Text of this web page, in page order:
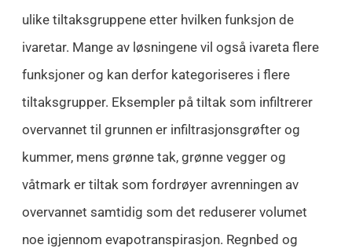
ulike tiltaksgruppene etter hvilken funksjon de
ivaretar. Mange av løsningene vil også ivareta flere
funksjoner og kan derfor kategoriseres i flere
tiltaksgrupper. Eksempler på tiltak som infiltrerer
overvannet til grunnen er infiltrasjonsgrøfter og
kummer, mens grønne tak, grønne vegger og
våtmark er tiltak som fordrøyer avrenningen av
overvannet samtidig som det reduserer volumet
noe igjennom evapotranspirasjon. Regnbed og